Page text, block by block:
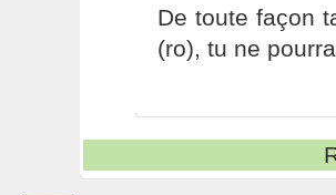
De toute façon
(ro), tu ne